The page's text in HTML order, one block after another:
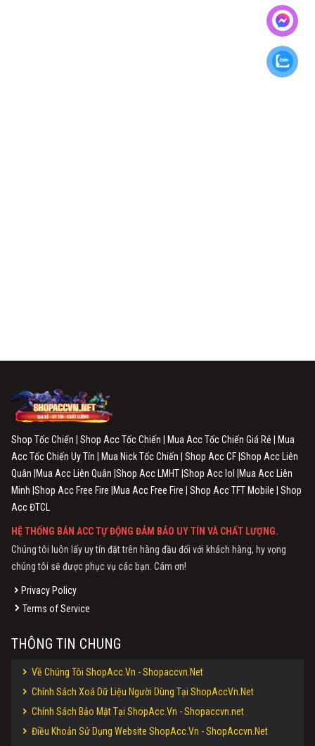
Shop Tốc Chiến | Shop Acc Tốc Chiến | Mua Acc Tốc Chiến Giá Rẻ | Mua
Acc Tốc Chiến Uy Tín | Mua Nick Tốc Chiến | Shop Acc CF |Shop Acc Liên
Quân |Mua Acc Liên Quân |Shop Acc LMHT |Shop Acc lol |Mua Acc Liên
Minh |Shop Acc Free Fire |Mua Acc Free Fire | Shop Acc TFT Mobile | Shop
Acc ĐTCL
HỆ THỐNG BÁN ACC TỰ ĐỘNG ĐẢM BẢO UY TÍN VÀ CHẤT LƯỢNG.
Chúng tôi luôn lấy uy tín đặt trên hàng đầu đối với khách hàng, hy vọng
chúng tôi sẽ được phục vụ các bạn. Cám ơn!
Privacy Policy
Terms of Service
THÔNG TIN CHUNG
Về Chúng Tôi ShopAcc.Vn - Shopaccvn.Net
Chính Sách Xoá Dữ Liệu Người Dùng Tại ShopAccVn.Net
Chính Sách Bảo Mật Tại ShopAcc.Vn - Shopaccvn.net
Điều Khoản Sử Dụng Website ShopAcc.Vn - ShopAccvn.Net